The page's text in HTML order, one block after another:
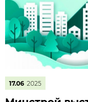
17.06 2025